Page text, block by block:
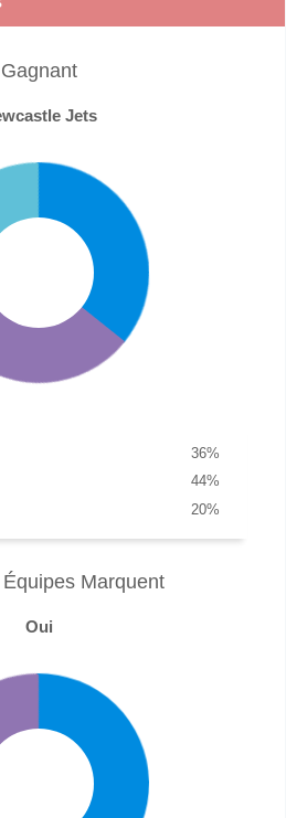
Gagnant
Jets
%
36
%
44
%
20
Marquent
Oui